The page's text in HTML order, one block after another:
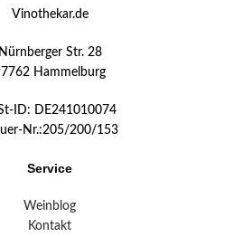
Vinothekar.de
Nürnberger Str. 28
Hammelburg
ID: DE241010074
Nr.:205/200/153
Service
Weinblog
Kontakt